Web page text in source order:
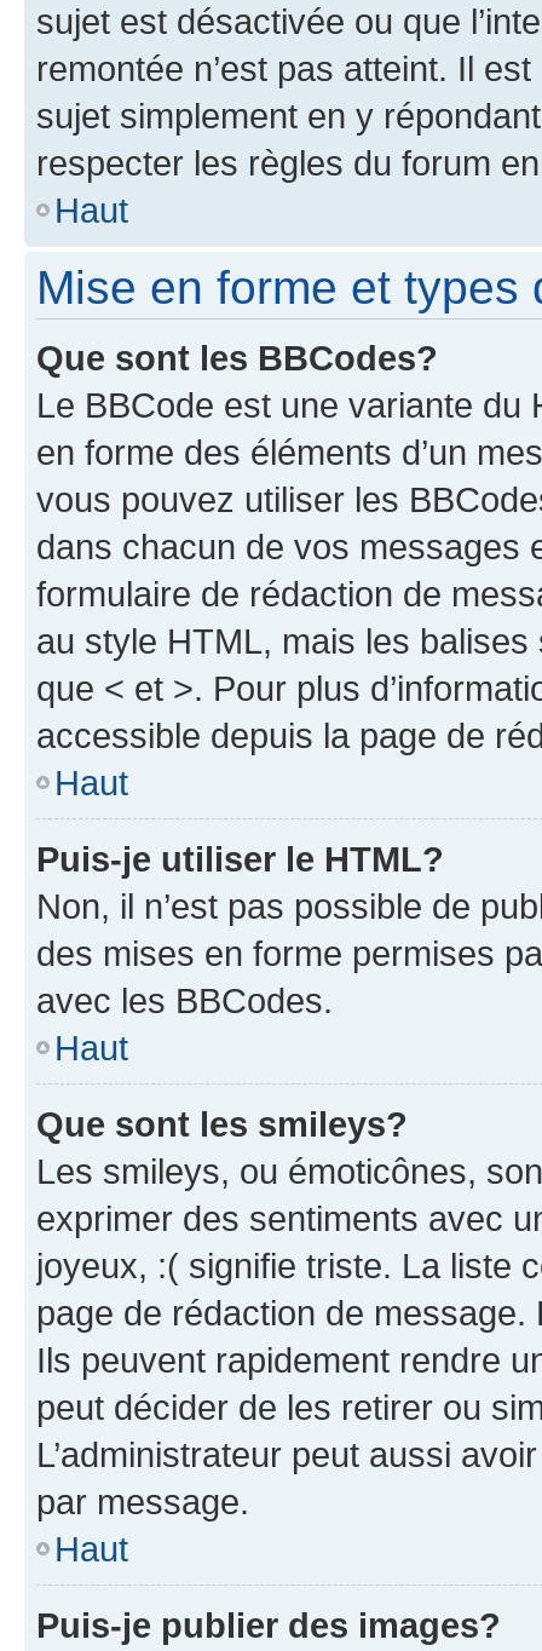
sujet est désactivée ou que
remontée n’est pas atteint. Il
sujet simplement en y
respecter les règles du forum
Haut
Mise en forme et types
Que sont les BBCodes?
Le BBCode est une variante du
en forme des éléments d’un
vous pouvez utiliser les
dans chacun de vos messages
formulaire de rédaction de
au style HTML, mais les
que < et >. Pour plus
accessible depuis la page de
Haut
Puis-je utiliser le HTML?
Non, il n’est pas possible de
des mises en forme permises
avec les BBCodes.
Haut
Que sont les smileys?
Les smileys, ou émoticônes,
exprimer des sentiments avec
joyeux, :( signifie triste. La liste
page de rédaction de
Ils peuvent rapidement rendre
peut décider de les retirer ou
L’administrateur peut aussi
par message.
Haut
Puis-je publier des images?